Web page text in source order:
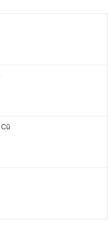
sử dụng chất liệu nhựa.
và nằm hơi chìm xuống bên
thoại BlackBerry đời trước,
thật hấp dẫn.